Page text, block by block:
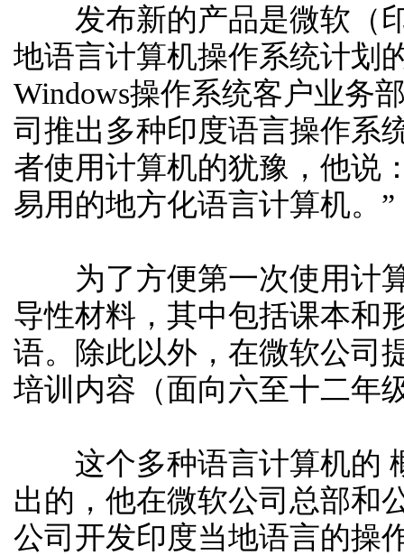
发布新的产品是微软（印
地语言计算机操作系统计划
Windows操作系统客户业务
司推出多种印度语言操作系
者使用计算机的犹豫，他说
易用的地方化语言计算机。”
为了方便第一次使用计算
导性材料，其中包括课本和
语。除此以外，在微软公司
培训内容（面向六至十二年
这个多种语言计算机的 概
出的，他在微软公司总部和
公司开发印度当地语言的操